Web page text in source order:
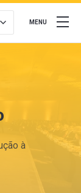
MENU
à